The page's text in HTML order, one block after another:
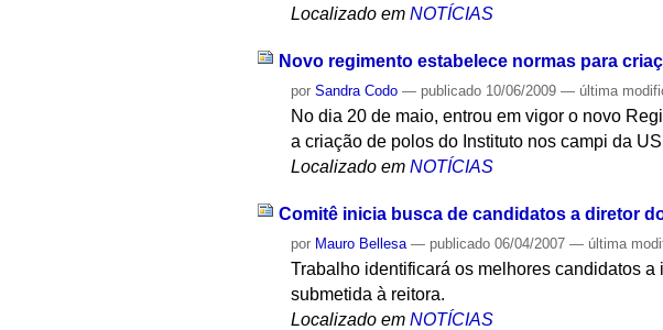
Localizado em NOTÍCIAS
Novo regimento estabelece normas para
porSandra Codo — publicado 10/06/2009— última
No dia 20 de maio, entrou em vigor o novo
a criação de polos do Instituto nos campi da
Localizado em NOTÍCIAS
Comitê inicia busca de candidatos a diretor
por Mauro Bellesa — publicado 06/04/2007— última
Trabalho identificará os melhores candidatos
submetida à reitora.
Localizado em NOTÍCIAS